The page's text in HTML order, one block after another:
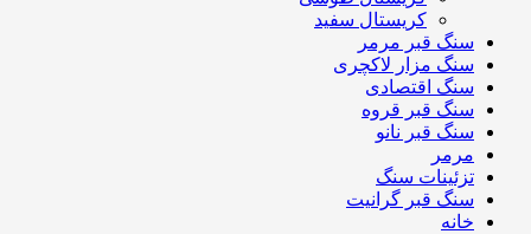
کریستال سفید
سنگ قبر مرمر
سنگ مزار لاکچری
سنگ اقتصادی
سنگ قبر قروه
سنگ قبر نانو
مرمر
تزئینات سنگ
سنگ قبر گرانیت
خانه